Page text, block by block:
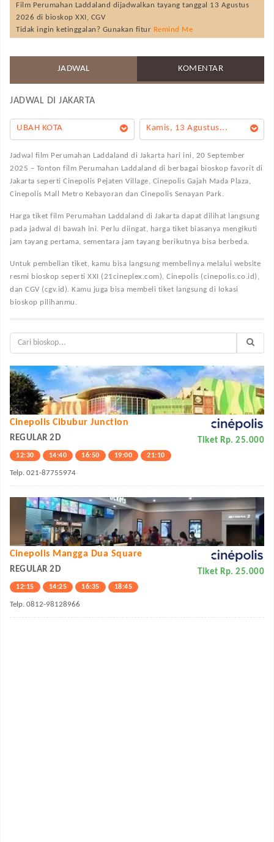
Film Perumahan Laddaland dijadwalkan tayang tanggal 13 Agustus
2026 di bioskop XXI, CGV
Tidak ingin ketinggalan? Gunakan fitur Remind Me
JADWAL KOMENTAR
JADWAL DI JAKARTA
Kamis, 13 Agustus...
UBAH KOTA
Jadwal film Perumahan Laddaland di Jakarta hari ini, 20 September
2025 – Tonton film Perumahan Laddaland di berbagai bioskop favorit di
Jakarta seperti Cinepolis Pejaten Village, Cinepolis Gajah Mada Plaza,
Cinepolis Mall Metro Kebayoran dan Cinepolis Senayan Park.
Harga tiket film Perumahan Laddaland di Jakarta dapat dilihat langsung
pada jadwal di bawah ini. Perlu diingat, harga tiket biasanya mengikuti
jam tayang pertama, sementara jam tayang berikutnya bisa berbeda.
Untuk pembelian tiket, kamu bisa langsung membelinya melalui website
resmi bioskop seperti XXI (21cineplex.com), Cinepolis (cinepolis.co.id),
dan CGV (cgv.id). Kamu juga bisa membeli tiket langsung di lokasi
bioskop pilihanmu.
Cinepolis Cibubur Junction
REGULAR 2D Tiket Rp. 25.000
12:30 14:40 16:50 19:00 21:10
Telp. 021-87755974
Cinepolis Mangga Dua Square
REGULAR 2D Tiket Rp. 25.000
12:15 14:25 16:35 18:45
Telp. 0812-98128966